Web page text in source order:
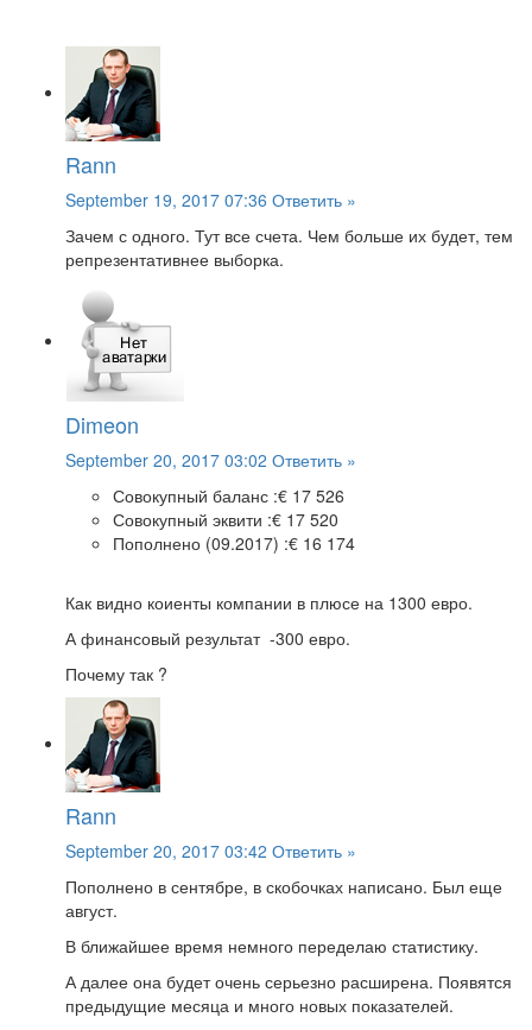
Rann
September 19, 2017 07:36 Ответить »
Зачем с одного. Тут все счета. Чем больше их будет, тем
репрезентативнее выборка.
Dimeon
September 20, 2017 03:02 Ответить »
Совокупный баланс :€ 17 526
Совокупный эквити :€ 17 520
Пополнено (09.2017) :€ 16 174
Как видно коиенты компании в плюсе на 1300 евро.
А финансовый результат -300 евро.
Почему так ?
Rann
September 20, 2017 03:42 Ответить »
Пополнено в сентябре, в скобочках написано. Был еще
август.
В ближайшее время немного переделаю статистику.
А далее она будет очень серьезно расширена. Появятся
предыдущие месяца и много новых показателей.